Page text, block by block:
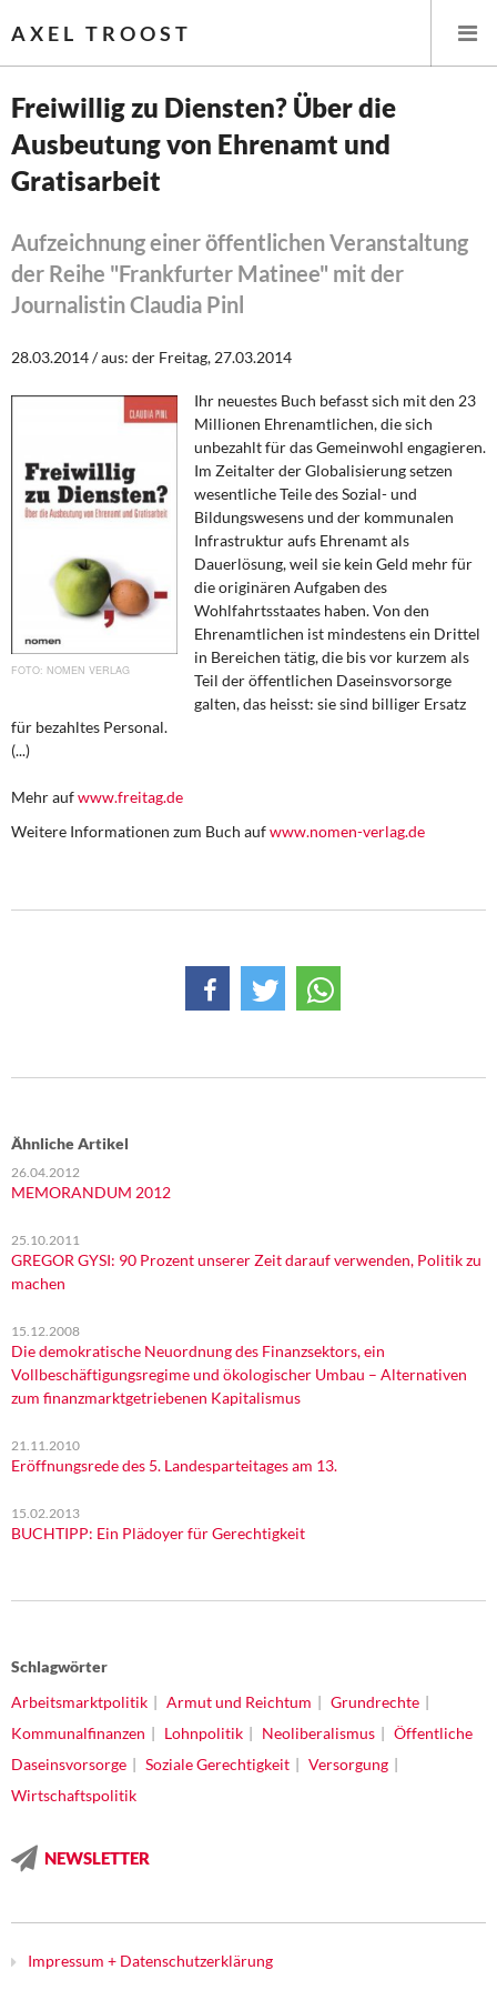
AXEL TROOST
Startseite
Leitlinien linker Wirtschafts- und Finanzpolitik
Wirtschaftspolitik
Steuer- und Finanzpolitik
Öffentliche Infrastruktur und Daseinsvorsorge
Eurokrise und Griechenland
DIE LINKE
Weitere Themen
Memo-Gruppe
Institut Solidarische Moderne
Rosa-Luxemburg-Stiftung
Kontakt
Freiwillig zu Diensten? Über die
Ausbeutung von Ehrenamt und
Gratisarbeit
Aufzeichnung einer öffentlichen Veranstaltung
der Reihe "Frankfurter Matinee" mit der
Journalistin Claudia Pinl
28.03.2014 / aus: der Freitag, 27.03.2014
NOMEN VERLAG
Ihr neuestes Buch befasst sich mit den 23
Millionen Ehrenamtlichen, die sich
unbezahlt für das Gemeinwohl engagieren.
Im Zeitalter der Globalisierung setzen
wesentliche Teile des Sozial- und
Bildungswesens und der kommunalen
Infrastruktur aufs Ehrenamt als
Dauerlösung, weil sie kein Geld mehr für
die originären Aufgaben des
Wohlfahrtsstaates haben. Von den
Ehrenamtlichen ist mindestens ein Drittel
in Bereichen tätig, die bis vor kurzem als
Teil der öffentlichen Daseinsvorsorge
galten, das heisst: sie sind billiger Ersatz
für bezahltes Personal.
(...)
Mehr aufwww.freitag.de
Weitere Informationen zum Buch aufwww.nomen-verlag.de
Ähnliche Artikel
26.04.2012
MEMORANDUM 2012
25.10.2011
GREGOR GYSI: 90 Prozent unserer Zeit darauf verwenden, Politik zu
machen
15.12.2008
Die demokratische Neuordnung des Finanzsektors, ein
Vollbeschäftigungsregime und ökologischer Umbau – Alternativen
zum finanzmarktgetriebenen Kapitalismus
21.11.2010
Eröffnungsrede des 5. Landesparteitages am 13.
15.02.2013
BUCHTIPP: Ein Plädoyer für Gerechtigkeit
Schlagwörter
Arbeitsmarktpolitik
Armut und Reichtum
Grundrechte
Kommunalfinanzen
Lohnpolitik Neoliberalismus
Öffentliche
Daseinsvorsorge
Soziale Gerechtigkeit
Versorgung
Wirtschaftspolitik
NEWSLETTER
Impressum + Datenschutzerklärung